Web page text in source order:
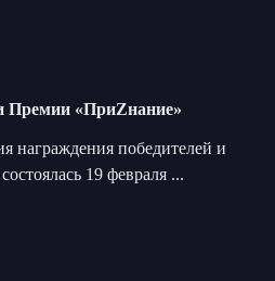
Премии «ПриZнание»
награждения победителей и
19 февраля ...